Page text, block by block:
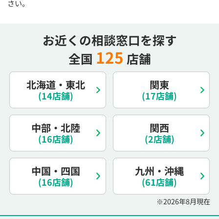
さい。
お近くの相談窓口を探す
全国 125 店舗
北海道・東北
(14店舗)
関東
(17店舗)
中部・北陸
(16店舗)
関西
(2店舗)
中国・四国
(16店舗)
九州・沖縄
(61店舗)
※2026年8月現在